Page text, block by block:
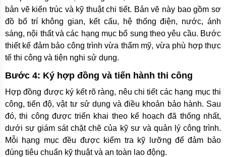
bản vẽ kiến trúc và kỹ thuật chi tiết. Bản vẽ này bao gồm sơ
đồ bố trí không gian, kết cấu, hệ thống điện, nước, ánh
sáng, nội thất và các hạng mục bổ sung theo yêu cầu. Bước
thiết kế đảm bảo công trình vừa thẩm mỹ, vừa phù hợp thực
tế thi công và tiện nghi sử dụng.
Bước 4: Ký hợp đồng và tiến hành thi công
Hợp đồng được ký kết rõ ràng, nêu chi tiết các hạng mục thi
công, tiến độ, vật tư sử dụng và điều khoản bảo hành. Sau
đó, thi công được triển khai theo kế hoạch đã thống nhất,
dưới sự giám sát chặt chẽ của kỹ sư và quản lý công trình.
Mỗi hạng mục đều được kiểm tra kỹ lưỡng để đảm bảo
đúng tiêu chuẩn kỹ thuật và an toàn lao động.